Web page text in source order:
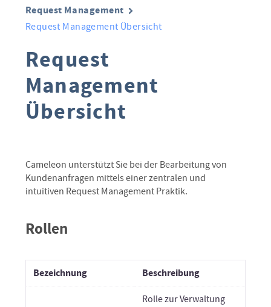
Request Management
Request Management Übersicht
Request
Management
Übersicht
Cameleon unterstützt Sie bei der Bearbeitung von
Kundenanfragen mittels einer zentralen und
intuitiven Request Management Praktik.
Rollen
Bezeichnung Beschreibung
Rolle zur Verwaltung